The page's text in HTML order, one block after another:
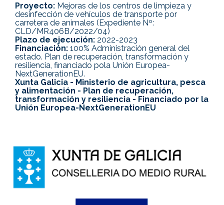
Proyecto: Mejoras de los centros de limpieza y
desinfección de vehículos de transporte por
carretera de animales (Expediente Nº:
CLD/MR406B/2022/04)
Plazo de ejecución: 2022-2023
Financiación: 100% Administración general del
estado. Plan de recuperación, transformación y
resiliencia, financiado pola Unión Europea-
NextGenerationEU.
Xunta Galicia - Ministerio de agricultura, pesca
y alimentación - Plan de recuperación,
transformación y resiliencia - Financiado por la
Unión Europea-NextGenerationEU